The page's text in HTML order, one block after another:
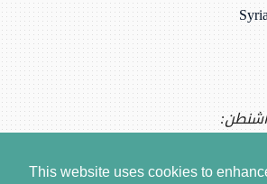
This website uses cookies to